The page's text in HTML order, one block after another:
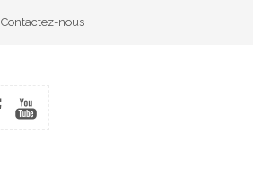
Contactez-nous